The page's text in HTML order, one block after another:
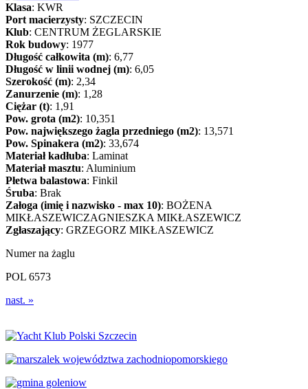
Klasa: KWR
Port macierzysty: SZCZECIN
Klub: CENTRUM ŻEGLARSKIE
Rok budowy: 1977
Długość całkowita (m): 6,77
Długość w linii wodnej (m): 6,05
Szerokość (m): 2,34
Zanurzenie (m): 1,28
Ciężar (t): 1,91
Pow. grota (m2): 10,351
Pow. największego żagla przedniego (m2): 13,571
Pow. Spinakera (m2): 33,674
Materiał kadłuba: Laminat
Materiał masztu: Aluminium
Płetwa balastowa: Finkil
Śruba: Brak
Załoga (imię i nazwisko - max 10): BOŻENA
MIKŁASZEWICZAGNIESZKA MIKŁASZEWICZ
Zgłaszający: GRZEGORZ MIKŁASZEWICZ
Numer na żaglu
POL 6573
nast. »